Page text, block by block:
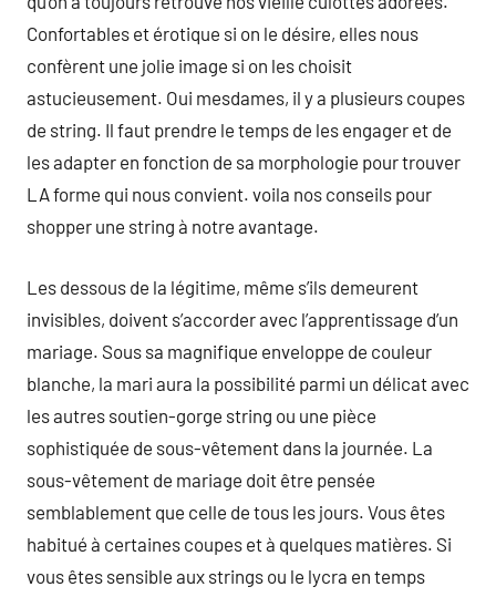
Confortables et érotique si on le désire, elles nous
confèrent une jolie image si on les choisit
astucieusement. Oui mesdames, il y a plusieurs coupes
de string. Il faut prendre le temps de les engager et de
les adapter en fonction de sa morphologie pour trouver
LA forme qui nous convient. voila nos conseils pour
shopper une string à notre avantage.
Les dessous de la légitime, même s’ils demeurent
invisibles, doivent s’accorder avec l’apprentissage d’un
mariage. Sous sa magnifique enveloppe de couleur
blanche, la mari aura la possibilité parmi un délicat avec
les autres soutien-gorge string ou une pièce
sophistiquée de sous-vêtement dans la journée. La
sous-vêtement de mariage doit être pensée
semblablement que celle de tous les jours. Vous êtes
habitué à certaines coupes et à quelques matières. Si
vous êtes sensible aux strings ou le lycra en temps